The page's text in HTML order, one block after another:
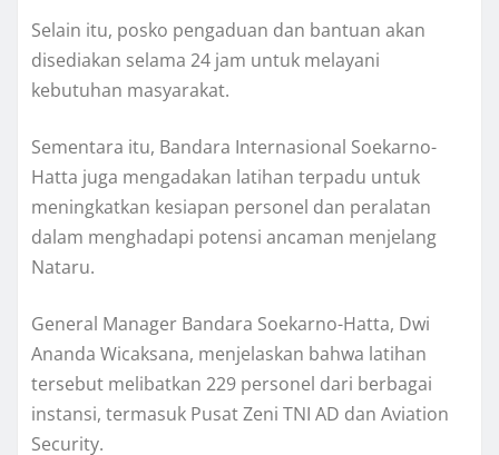
Selain itu, posko pengaduan dan bantuan akan
disediakan selama 24 jam untuk melayani
kebutuhan masyarakat.
Sementara itu, Bandara Internasional Soekarno-
Hatta juga mengadakan latihan terpadu untuk
meningkatkan kesiapan personel dan peralatan
dalam menghadapi potensi ancaman menjelang
Nataru.
General Manager Bandara Soekarno-Hatta, Dwi
Ananda Wicaksana, menjelaskan bahwa latihan
tersebut melibatkan 229 personel dari berbagai
instansi, termasuk Pusat Zeni TNI AD dan Aviation
Security.